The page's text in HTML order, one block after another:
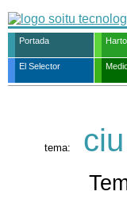
Portada
El Selector
tema: ciu